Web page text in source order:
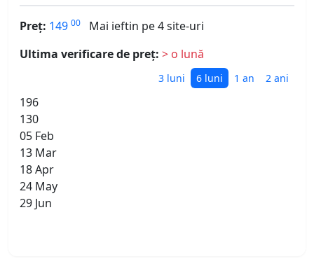
Preț: 149 00
Mai ieftin pe 4 site-uri
Ultima verificare de preț: > o lună
3 luni 6 luni 1 an 2 ani
196
130
05 Feb
13 Mar
18 Apr
24 May
29 Jun